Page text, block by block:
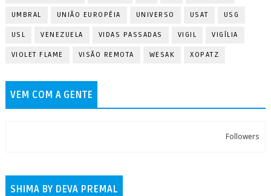
UMBRAL UNIÃO EUROPÉIA UNIVERSO USAT USG
USL VENEZUELA VIDAS PASSADAS VIGIL VIGÍLIA
VIOLET FLAME VISÃO REMOTA WESAK XOPATZ
VEM COM A GENTE
Followers
SHIMA BY DEVA PREMAL